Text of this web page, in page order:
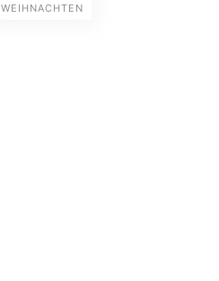
WEIHNACHTEN